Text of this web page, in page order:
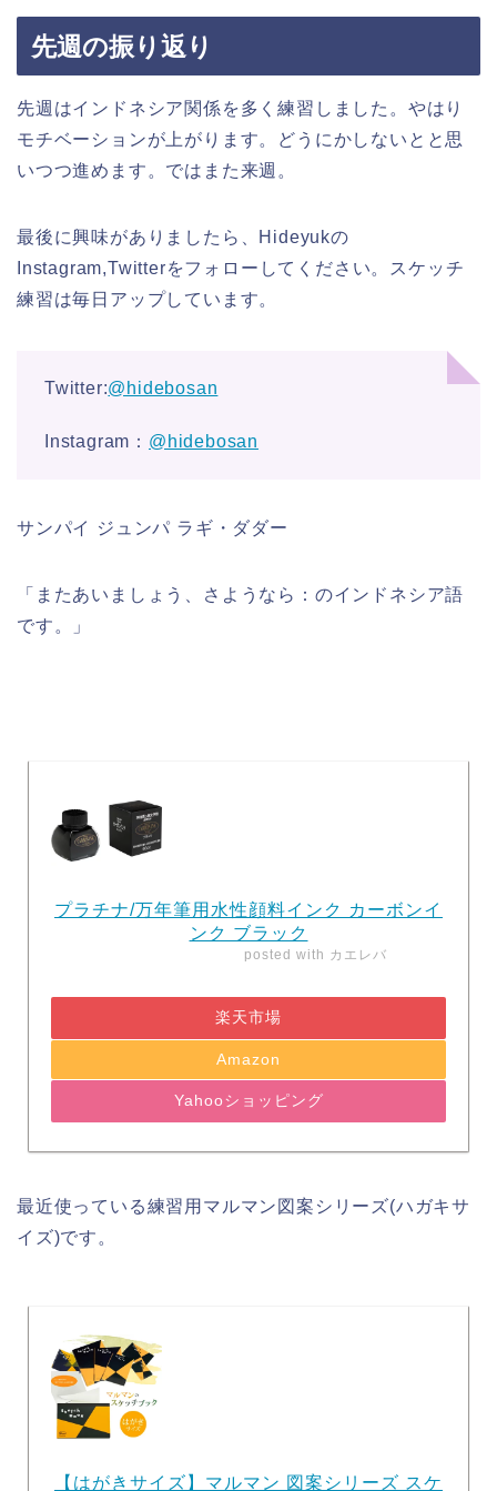
先週の振り返り
先週はインドネシア関係を多く練習しました。やはり
モチベーションが上がります。どうにかしないとと思
いつつ進めます。ではまた来週。
最後に興味がありましたら、Hideyukの
Instagram,Twitterをフォローしてください。スケッチ
練習は毎日アップしています。
Twitter:@hidebosan
Instagram： @hidebosan
サンパイ ジュンパ ラギ・ダダー
「またあいましょう、さようなら：のインドネシア語
です。」
プラチナ/万年筆用水性顔料インク カーボンイ
ンク ブラック
posted with カエレバ
楽天市場
Amazon
Yahooショッピング
最近使っている練習用マルマン図案シリーズ(ハガキサ
イズ)です。
【はがきサイズ】マルマン 図案シリーズ スケ